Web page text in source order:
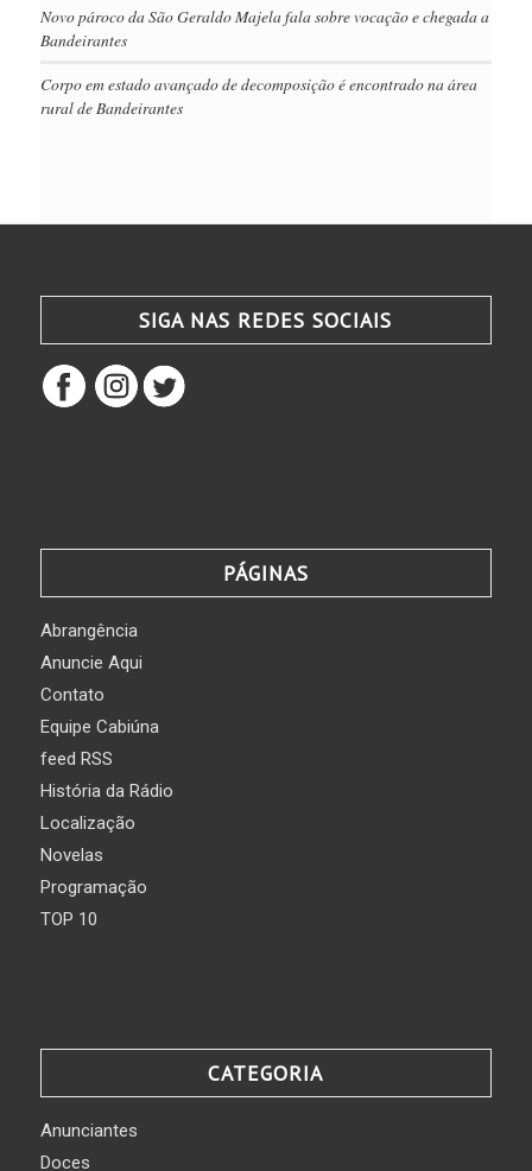
Novo pároco da São Geraldo Majela fala sobre vocação e chegada a
Bandeirantes
Corpo em estado avançado de decomposição é encontrado na área
rural de Bandeirantes
SIGA NAS REDES SOCIAIS
PÁGINAS
Abrangência
Anuncie Aqui
Contato
Equipe Cabiúna
feed RSS
História da Rádio
Localização
Novelas
Programação
TOP 10
CATEGORIA
Anunciantes
Doces